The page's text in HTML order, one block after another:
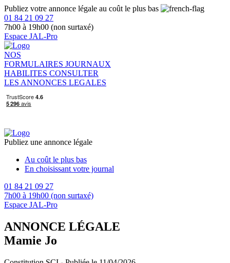
Publiez votre annonce légale au coût le plus bas
01 84 21 09 27
7h00 à 19h00 (non surtaxé)
Espace JAL-Pro
NOS
FORMULAIRES JOURNAUX
HABILITES CONSULTER
LES ANNONCES LEGALES
Publiez une annonce légale
Au coût le plus bas
En choisissant votre journal
01 84 21 09 27
7h00 à 19h00 (non surtaxé)
Espace JAL-Pro
ANNONCE LÉGALE
Mamie Jo